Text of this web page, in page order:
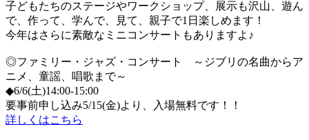
子どもたちのステージやワークショップ、展示も沢山、遊ん
で、作って、学んで、見て、親子で1日楽しめます！
今年はさらに素敵なミニコンサートもありますよ♪
◎ファミリー・ジャズ・コンサート ～ジブリの名曲からア
ニメ、童謡、唱歌まで～
◆6/6(土)14:00-15:00
要事前申し込み5/15(金)より、入場無料です！！
詳しくはこちら